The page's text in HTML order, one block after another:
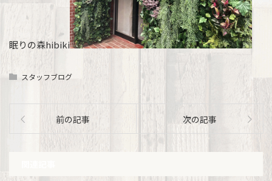
眠りの森hibiki
スタッフブログ
前の記事 次の記事